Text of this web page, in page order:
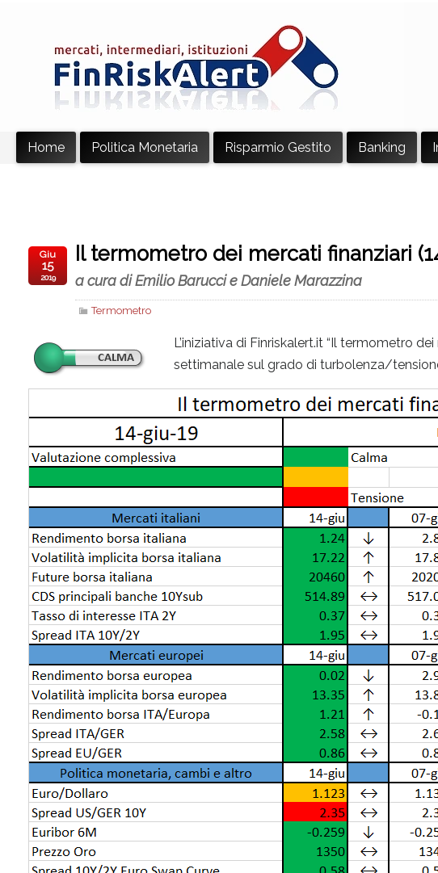
Home Politica Monetaria Risparmio Gestito Banking
Il termometro dei mercati finanziari
a cura di Emilio Barucci e Daniele Marazzina
Termometro
Giu
15
2019
L’iniziativa di Finriskalert.it “Il termometro
settimanale sul grado di turbolenza/